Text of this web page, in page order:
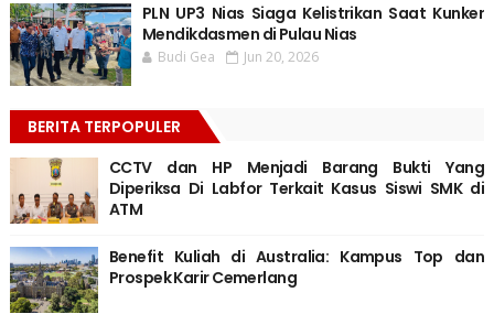
PLN UP3 Nias Siaga Kelistrikan Saat Kunker
Mendikdasmen di Pulau Nias
Budi Gea Jun 20, 2026
BERITA TERPOPULER
CCTV dan HP Menjadi Barang Bukti Yang
Diperiksa Di Labfor Terkait Kasus Siswi SMK di
ATM
Benefit Kuliah di Australia: Kampus Top dan
Prospek Karir Cemerlang